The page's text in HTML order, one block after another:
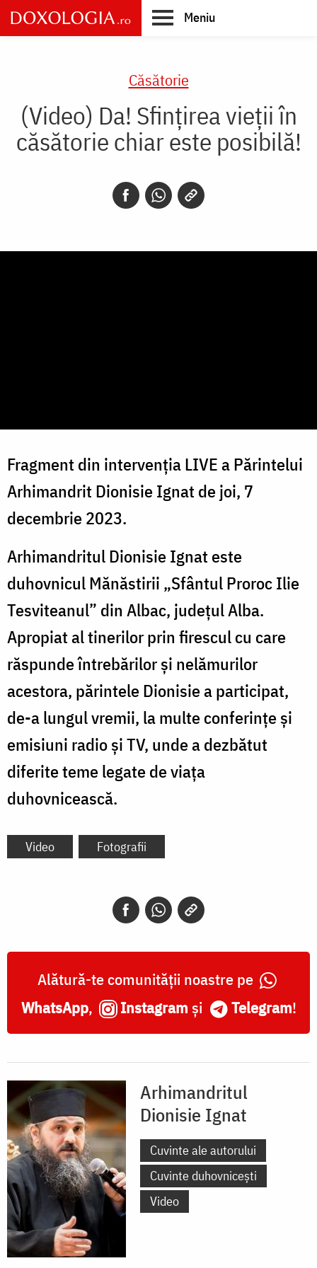
Skip
to
main
Meniu
Căsătorie
(Video) Da! Sfințirea vieții în
căsătorie chiar este posibilă!
Fragment din intervenția LIVE a Părintelui
Arhimandrit Dionisie Ignat de joi, 7
decembrie 2023.
Arhimandritul Dionisie Ignat este
duhovnicul Mănăstirii „Sfântul Proroc Ilie
Tesviteanul” din Albac, județul Alba.
Apropiat al tinerilor prin firescul cu care
răspunde întrebărilor și nelămurilor
acestora, părintele Dionisie a participat,
de-a lungul vremii, la multe conferințe și
emisiuni radio și TV, unde a dezbătut
diferite teme legate de viața
duhovnicească.
Video Fotografii
Alătură-te comunității noastre pe
WhatsApp, Instagram și Telegram!
Arhimandritul
Dionisie Ignat
Cuvinte ale autorului
Cuvinte duhovnicești
Video